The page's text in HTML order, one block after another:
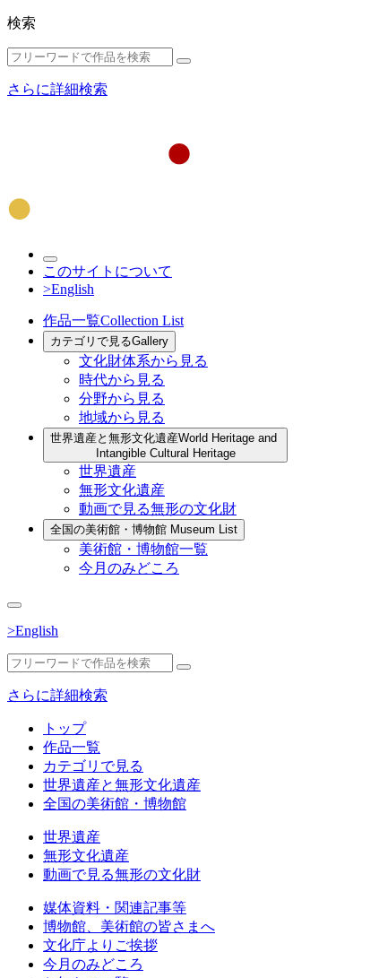
検索
さらに詳細検索
このサイトについて
>English
作品一覧Collection List
カテゴリで見るGallery
文化財体系から見る
時代から見る
分野から見る
地域から見る
世界遺産と無形文化遺産World Heritage and
Intangible Cultural Heritage
世界遺産
無形文化遺産
動画で見る無形の文化財
全国の美術館・博物館 Museum List
美術館・博物館一覧
今月のみどころ
>English
さらに詳細検索
トップ
作品一覧
カテゴリで見る
世界遺産と無形文化遺産
全国の美術館・博物館
世界遺産
無形文化遺産
動画で見る無形の文化財
媒体資料・関連記事等
博物館、美術館の皆さまへ
文化庁よりご挨拶
今月のみどころ